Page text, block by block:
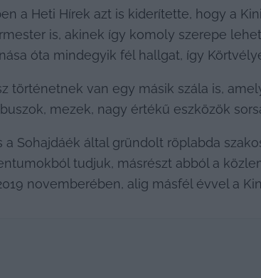
a Heti Hírek azt is kiderítette, hogy a
is, akinek így komoly szerepe
óta mindegyik fél hallgat, így
történetnek van egy másik szála is,
mezek, nagy értékű eszközök
a Sohajdáék által gründolt röplabda
tudjuk, másrészt abból a
novemberében, alig másfél évvel a